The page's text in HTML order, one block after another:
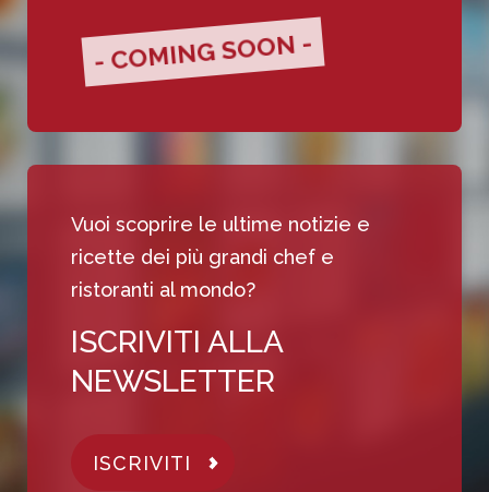
- COMING SOON -
Vuoi scoprire le ultime notizie e
ricette dei più grandi chef e
ristoranti al mondo?
ISCRIVITI ALLA
NEWSLETTER
ISCRIVITI